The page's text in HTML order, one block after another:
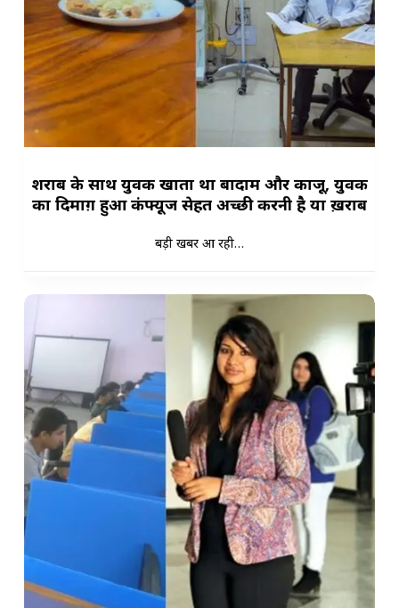
शराब के साथ युवक खाता था बादाम और काजू, युवक
का दिमाग़ हुआ कंफ्यूज सेहत अच्छी करनी है या ख़राब
बड़ी खबर आ रही…